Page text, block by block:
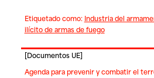
Etiquetado como: Industria del
ilícito de armas de fuego
[Documentos UE]
Agenda para prevenir y combatir el